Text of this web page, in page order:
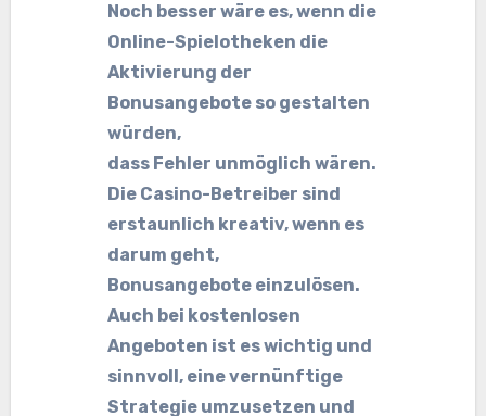
Noch besser wäre es, wenn die
Online-Spielotheken die
Aktivierung der
Bonusangebote so gestalten
würden,
dass Fehler unmöglich wären.
Die Casino-Betreiber sind
erstaunlich kreativ, wenn es
darum geht,
Bonusangebote einzulösen.
Auch bei kostenlosen
Angeboten ist es wichtig und
sinnvoll, eine vernünftige
Strategie umzusetzen und